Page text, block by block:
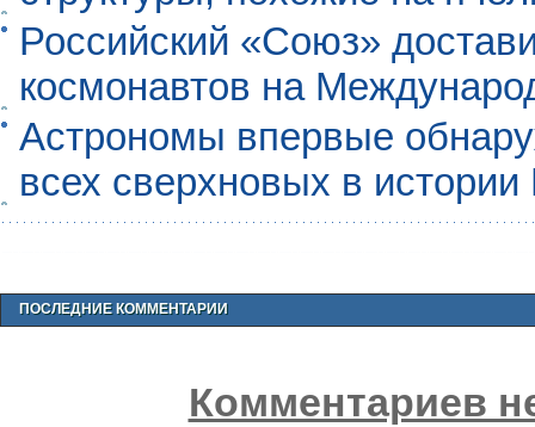
Российский «Союз»
космонавтов на
Астрономы впервые
всех сверхновых в
ПОСЛЕДНИЕ КОММЕНТАРИИ
Комментариев